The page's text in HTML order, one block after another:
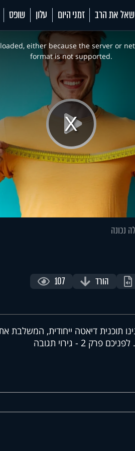
שאל את הרב זמני היום עלון שופס
either because the server or
format is not supported.
נכונה
הורד 107
תוכנית דיאטה ייחודית, המשלבת